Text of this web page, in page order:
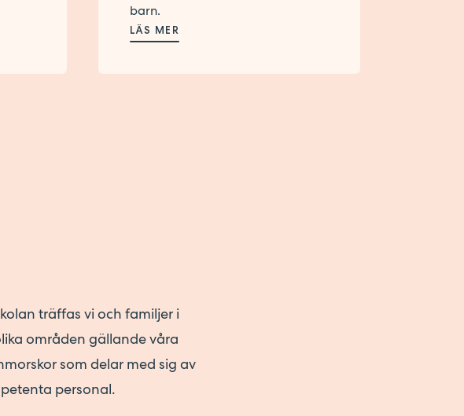
barn.
LÄS MER
träffas vi och familjer i
områden gällande våra
som delar med sig av
personal.